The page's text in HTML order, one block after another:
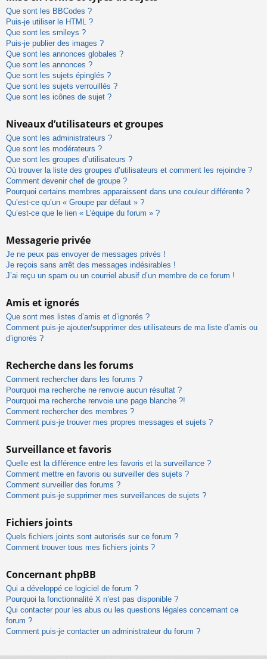
Que sont les BBCodes ?
Puis-je utiliser le HTML ?
Que sont les smileys ?
Puis-je publier des images ?
Que sont les annonces globales ?
Que sont les annonces ?
Que sont les sujets épinglés ?
Que sont les sujets verrouillés ?
Que sont les icônes de sujet ?
Niveaux d’utilisateurs et groupes
Que sont les administrateurs ?
Que sont les modérateurs ?
Que sont les groupes d’utilisateurs ?
Où trouver la liste des groupes d’utilisateurs et comment les rejoindre ?
Comment devenir chef de groupe ?
Pourquoi certains membres apparaissent dans une couleur différente ?
Qu’est-ce qu’un « Groupe par défaut » ?
Qu’est-ce que le lien « L’équipe du forum » ?
Messagerie privée
Je ne peux pas envoyer de messages privés !
Je reçois sans arrêt des messages indésirables !
J’ai reçu un spam ou un courriel abusif d’un membre de ce forum !
Amis et ignorés
Que sont mes listes d’amis et d’ignorés ?
Comment puis-je ajouter/supprimer des utilisateurs de ma liste d’amis ou
d’ignorés ?
Recherche dans les forums
Comment rechercher dans les forums ?
Pourquoi ma recherche ne renvoie aucun résultat ?
Pourquoi ma recherche renvoie une page blanche ?!
Comment rechercher des membres ?
Comment puis-je trouver mes propres messages et sujets ?
Surveillance et favoris
Quelle est la différence entre les favoris et la surveillance ?
Comment mettre en favoris ou surveiller des sujets ?
Comment surveiller des forums ?
Comment puis-je supprimer mes surveillances de sujets ?
Fichiers joints
Quels fichiers joints sont autorisés sur ce forum ?
Comment trouver tous mes fichiers joints ?
Concernant phpBB
Qui a développé ce logiciel de forum ?
Pourquoi la fonctionnalité X n’est pas disponible ?
Qui contacter pour les abus ou les questions légales concernant ce
forum ?
Comment puis-je contacter un administrateur du forum ?